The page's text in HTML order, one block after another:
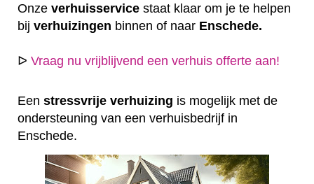
Onze verhuisservice staat klaar om je te helpen
bij verhuizingen binnen of naar Enschede.
ᐅ Vraag nu vrijblijvend een verhuis offerte aan!
Een stressvrije verhuizing is mogelijk met de
ondersteuning van een verhuisbedrijf in
Enschede.